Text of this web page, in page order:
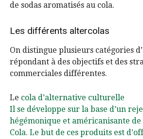
de sodas aromatisés au cola.
Les différents altercolas
On distingue plusieurs catégories
répondant à des objectifs et des
commerciales différentes.
Le cola d’alternative culturelle
Il se développe sur la base d’un
hégémonique et américanisante de
Cola. Le but de ces produits est